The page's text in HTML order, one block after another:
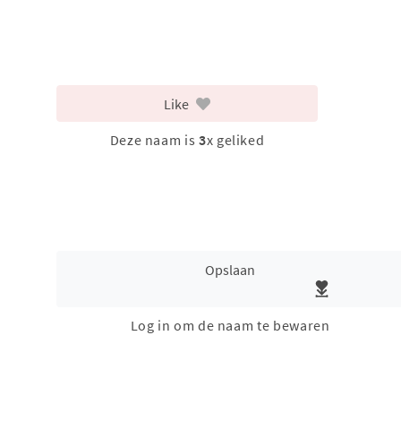
Like
Deze naam is 3x geliked
Opslaan
Log in om de naam te bewaren